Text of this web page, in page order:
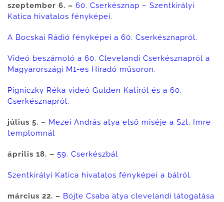
szeptember 6. – 60. Cserkésznap – Szentkirályi
Katica hivatalos fényképei.
A Bocskai Rádió fényképei a 60. Cserkésznapról.
Videó beszámoló a 60. Clevelandi Cserkésznapról a
Magyarországi M1-es Híradó műsoron.
Pigniczky Réka videó Gulden Katiról és a 60.
Cserkésznapról.
július 5. – Mezei András atya első miséje a Szt. Imre
templomnál
április 18. – 59. Cserkészbál
Szentkirályi Katica hivatalos fényképei a bálról.
március 22. – Böjte Csaba atya clevelandi látogatása